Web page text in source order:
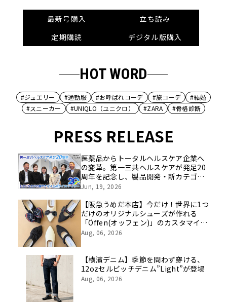
最新号購入
立ち読み
定期購読
デジタル版購入
HOT WORD
#ジュエリー #通勤服 #お呼ばれコーデ #旅コーデ
#結婚
#スニーカー
#UNIQLO（ユニクロ） #ZARA #骨格診断
PRESS RELEASE
医薬品からトータルヘルスケア企業へ
の変革。第一三共ヘルスケアが発足20
周年を記念し、製品開発・新カテゴリ
挑戦の舞台や旧社統合時のエピソード
像を公開！
Jun, 19, 2026
【阪急うめだ本店】今だけ！世界に1つ
だけのオリジナルシューズが作れる
「Öffen(オッフェン)」のカスタマイズ
イベントを開催
Aug, 06, 2026
【横濱デニム】季節を問わず穿ける、
12ozセルビッチデニム”Light”が登場
Aug, 06, 2026